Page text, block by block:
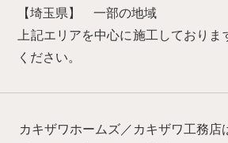
【埼玉県】 一部の地域
上記エリアを中心に施工しており
ください。
カキザワホームズ／カキザワ工務店